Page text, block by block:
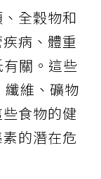
全穀物和
病、體重
關。這些
纖維、礦物
食物的健
的潛在危